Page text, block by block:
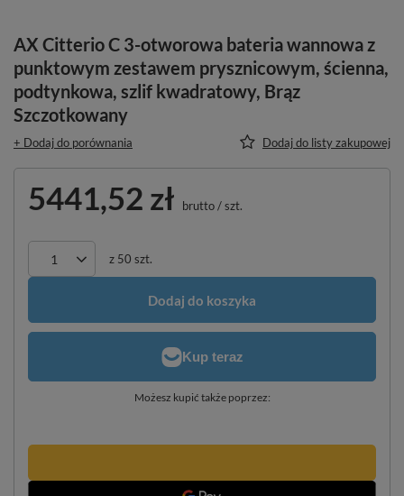
AX Citterio C 3-otworowa bateria wannowa z
punktowym zestawem prysznicowym, ścienna,
podtynkowa, szlif kwadratowy, Brąz
Szczotkowany
+ Dodaj do porównania Dodaj do listy zakupowej
5441,52 zł brutto/szt.
z 50 szt.
Dodaj do koszyka
Możesz kupić także poprzez: